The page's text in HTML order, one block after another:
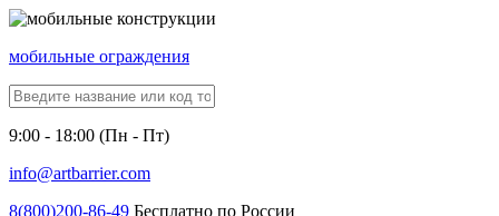
мобильные ограждения
9:00 - 18:00 (Пн - Пт)
info@artbarrier.com
8(800)200-86-49 Бесплатно по России